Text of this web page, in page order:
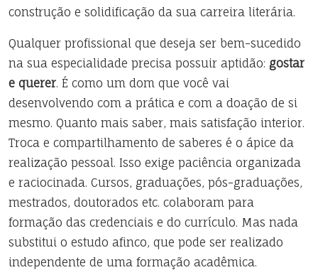
construção e solidificação da sua carreira literária.
Qualquer profissional que deseja ser bem-sucedido
na sua especialidade precisa possuir aptidão: gostar
e querer. É como um dom que você vai
desenvolvendo com a prática e com a doação de si
mesmo. Quanto mais saber, mais satisfação interior.
Troca e compartilhamento de saberes é o ápice da
realização pessoal. Isso exige paciência organizada
e raciocinada. Cursos, graduações, pós-graduações,
mestrados, doutorados etc. colaboram para
formação das credenciais e do currículo. Mas nada
substitui o estudo afinco, que pode ser realizado
independente de uma formação acadêmica.